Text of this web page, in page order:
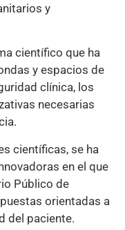
y
científico que ha
y espacios de
clínica, los
necesarias
científicas, se ha
en el que
Público de
orientadas a
del paciente.